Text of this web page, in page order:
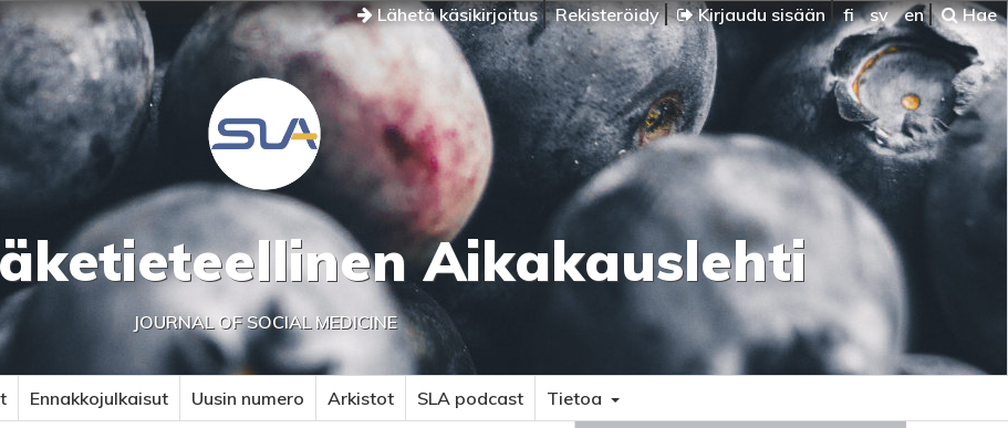
Lähetä käsikirjoitus Rekisteröidy Kirjaudu sisään fi sv en Hae
Aikakauslehti
JOURNAL OF SOCIAL MEDICINE
Ennakkojulkaisut Uusin numero Arkistot SLA podcast Tietoa